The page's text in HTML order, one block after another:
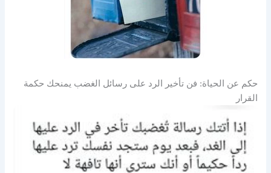
حكم عن الحياة: فن تأخير الرد على رسائل الغضب يمنحك حكمة
القرار